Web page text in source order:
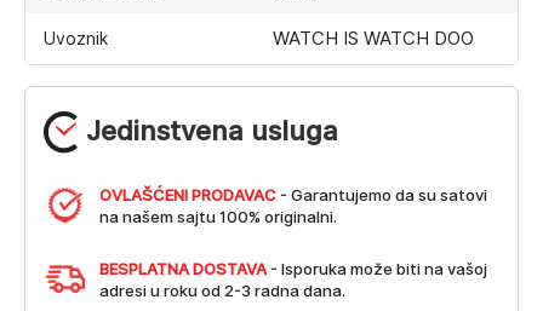
Jedinstvena usluga
OVLAŠĆENI PRODAVAC - Garantujemo da su satovi
na našem sajtu 100% originalni.
BESPLATNA DOSTAVA - Isporuka može biti na vašoj
adresi u roku od 2-3 radna dana.
Uvoznik WATCH IS WATCH DOO